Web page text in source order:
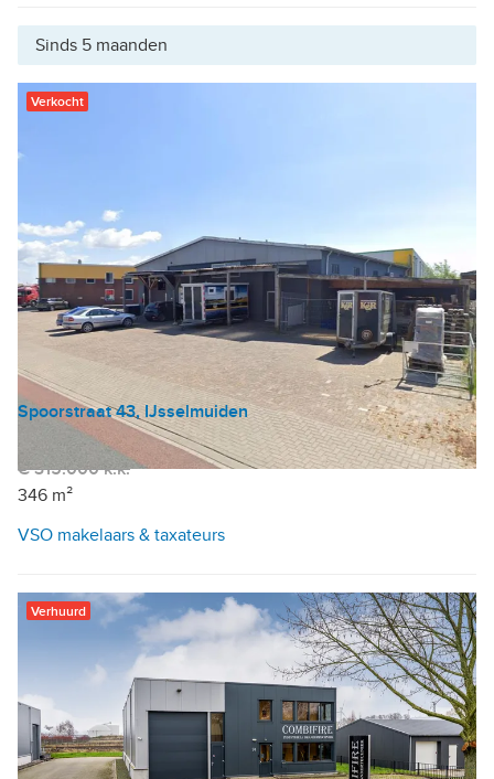
Sinds 5 maanden
Verkocht
Spoorstraat 43, IJsselmuiden
Bedrijfshal
Verhard buitenterrein
€ 315.000 k.k.
346 m²
VSO makelaars & taxateurs
Verhuurd